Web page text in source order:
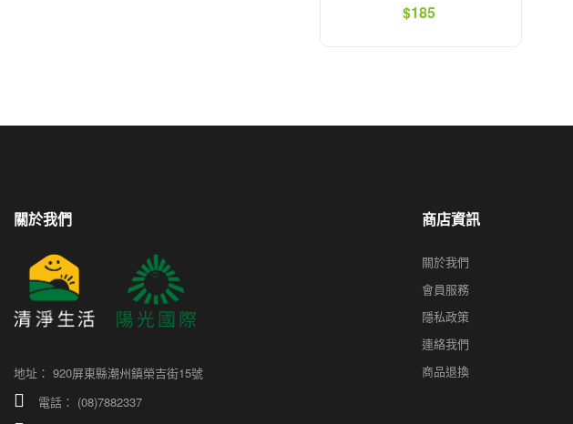
$185
關於我們
地址： 920屏東縣潮州鎮榮吉街15號
電話： (08)7882337
商店資訊
關於我們
會員服務
隱私政策
連絡我們
商品退換